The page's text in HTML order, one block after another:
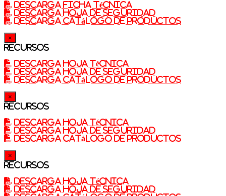
Descarga ficha técnica
Descarga Hoja de Seguridad
Descarga catálogo de productos
×
Recursos
Descarga Hoja técnica
Descarga Hoja de Seguridad
Descarga catálogo de productos
×
Recursos
Descarga Hoja técnica
Descarga Hoja de seguridad
Descarga catálogo de productos
×
Recursos
Descarga Hoja técnica
Descarga Hoja de Seguridad